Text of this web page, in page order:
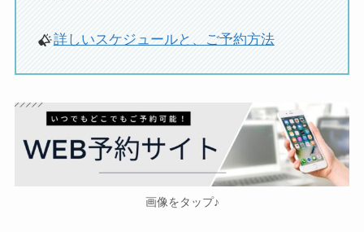
詳しいスケジュールと、ご予約方法
画像をタップ♪